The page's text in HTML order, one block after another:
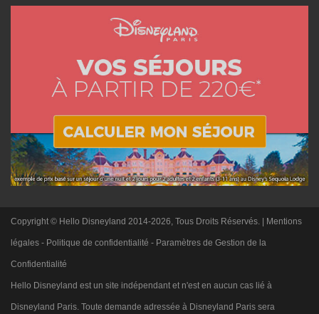
Copyright © Hello Disneyland 2014-2026, Tous Droits Réservés. | Mentions
légales - Politique de confidentialité - Paramètres de Gestion de la
Confidentialité
Hello Disneyland est un site indépendant et n'est en aucun cas lié à
Disneyland Paris. Toute demande adressée à Disneyland Paris sera